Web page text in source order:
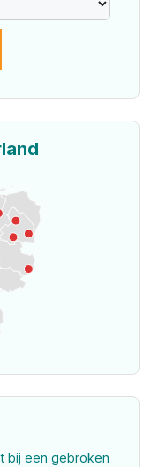
bij een gebroken